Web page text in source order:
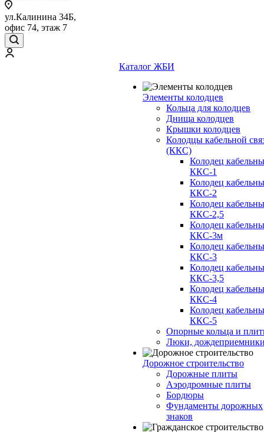
ул.Калинина 34Б,
офис 74, этаж 7
Каталог ЖБИ
Элементы колодцев
Кольца для колодцев
Днища колодцев
Крышки колодцев
Колодцы кабельной
(ККС)
Колодец
ККС-1
Колодец
ККС-2
Колодец
ККС-2,5
Колодец
ККС-3м
Колодец
ККС-3
Колодец
ККС-3,5
Колодец
ККС-4
Колодец
ККС-5
Опорные кольца и
Люки,
Дорожное строительство
Дорожные плиты
Аэродромные плиты
Бордюры
Фундаменты дорожных
знаков